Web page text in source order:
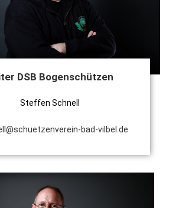
DSB Bogenschützen
Steffen Schnell
bad-vilbel.de